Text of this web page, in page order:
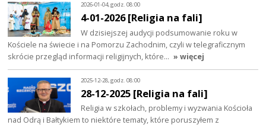
2026-01-04, godz. 08:00
4-01-2026 [Religia na fali]
W dzisiejszej audycji podsumowanie roku w
Kościele na świecie i na Pomorzu Zachodnim, czyli w telegraficznym
skrócie przegląd informacji religijnych, które… » więcej
2025-12-28, godz. 08:00
28-12-2025 [Religia na fali]
Religia w szkołach, problemy i wyzwania Kościoła
nad Odrą i Bałtykiem to niektóre tematy, które poruszyłem z